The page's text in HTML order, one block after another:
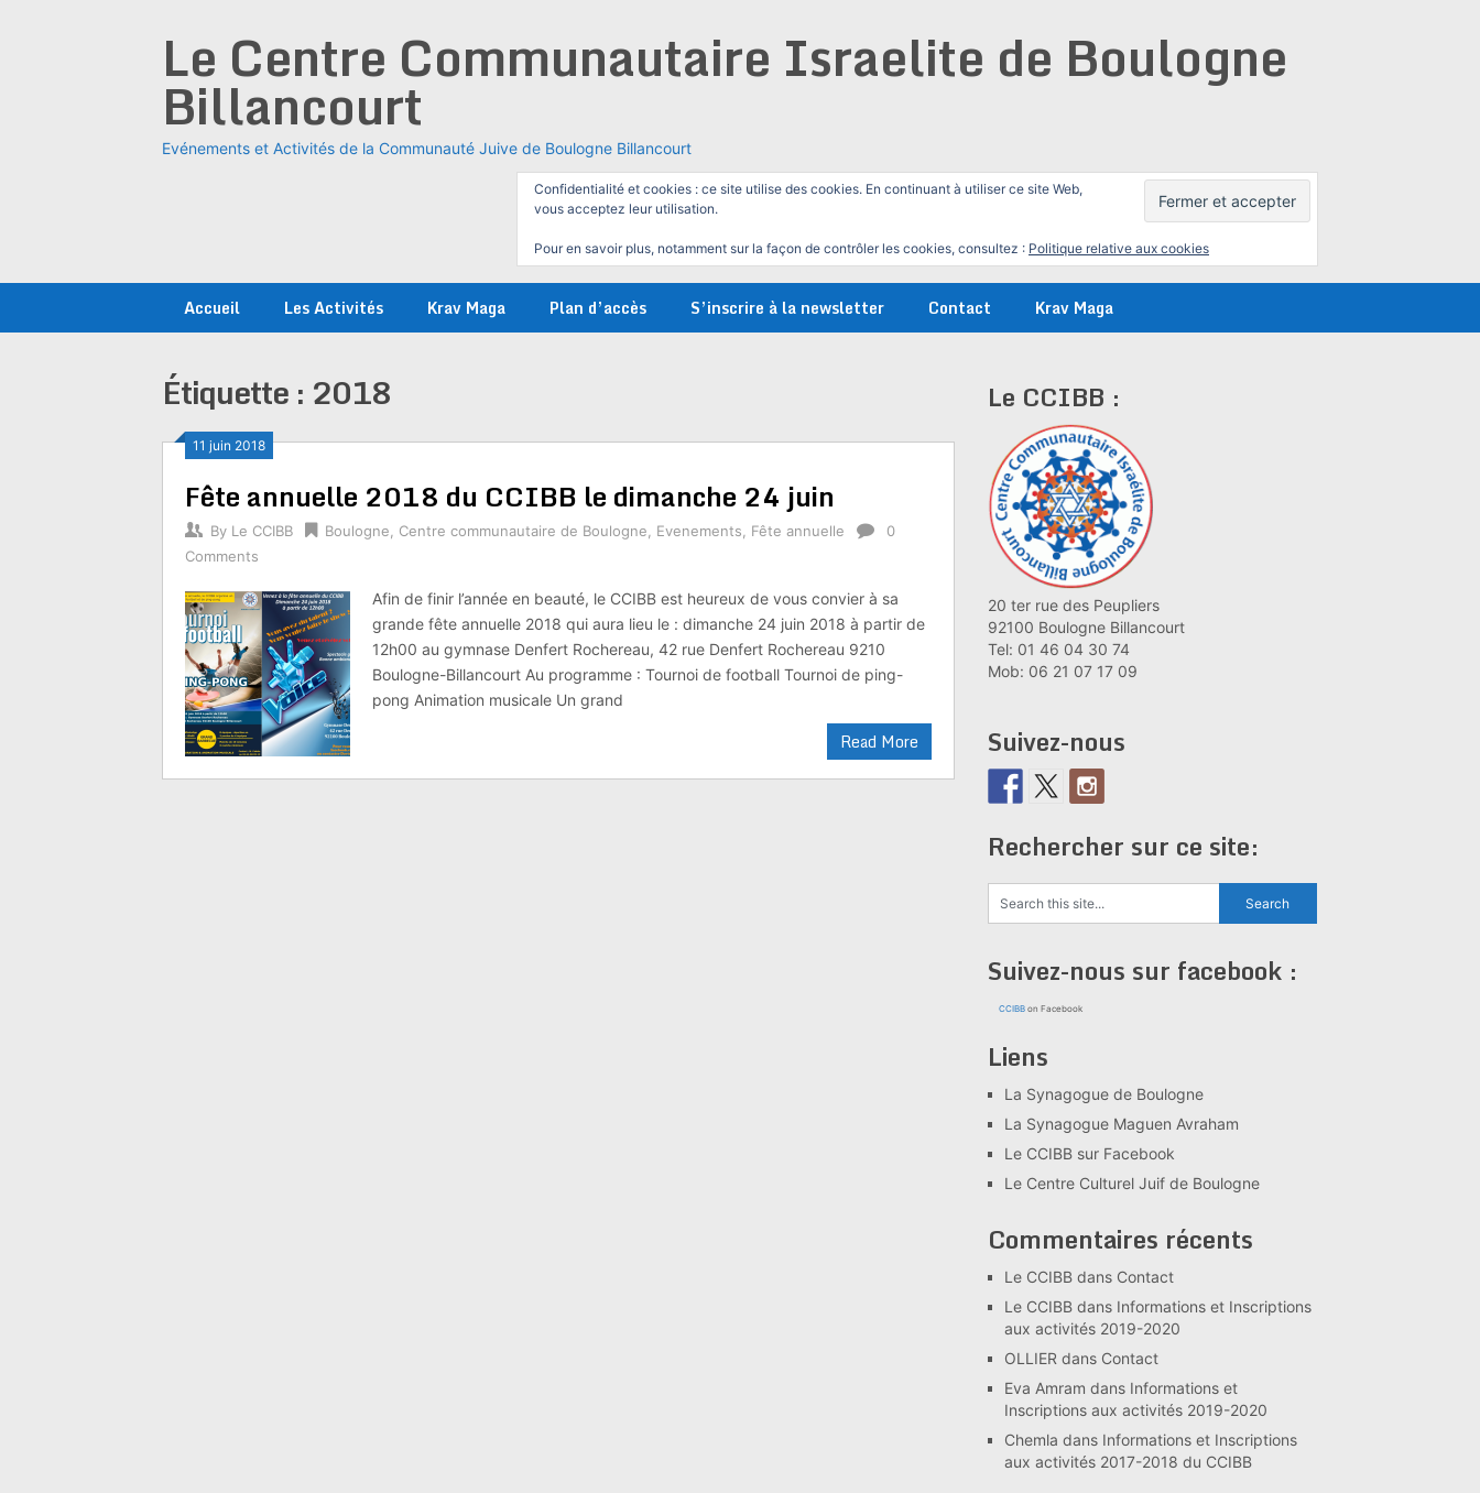
Le Centre Communautaire Israelite de Boulogne
Billancourt
Evénements et Activités de la Communauté Juive de Boulogne Billancourt
Confidentialité et cookies : ce site utilise des cookies. En continuant à utiliser ce site Web,
vous acceptez leur utilisation.
Pour en savoir plus, notamment sur la façon de contrôler les cookies, consultez : Politique relative aux cookies
Accueil Les Activités Krav Maga Plan d’accès S’inscrire à la newsletter Contact Krav Maga
Étiquette : 2018
11 juin 2018
Fête annuelle 2018 du CCIBB le dimanche 24 juin
By Le CCIBB Boulogne Centre communautaire de Boulogne Evenements Fête annuelle
0
Comments
Afin de finir l’année en beauté, le CCIBB est heureux de vous convier à sa
grande fête annuelle 2018 qui aura lieu le : dimanche 24 juin 2018 à partir de
12h00 au gymnase Denfert Rochereau, 42 rue Denfert Rochereau 9210
Boulogne-Billancourt Au programme : Tournoi de football Tournoi de ping-
pong Animation musicale Un grand
Read More
Le CCIBB :
20 ter rue des Peupliers
92100 Boulogne Billancourt
Tel: 01 46 04 30 74
Mob: 06 21 07 17 09
Suivez-nous
Rechercher sur ce site:
Suivez-nous sur facebook :
CCIBB on Facebook
Liens
La Synagogue de Boulogne
La Synagogue Maguen Avraham
Le CCIBB sur Facebook
Le Centre Culturel Juif de Boulogne
Commentaires récents
Le CCIBB dans Contact
Le CCIBB dans Informations et Inscriptions
aux activités 2019-2020
OLLIER dans Contact
Eva Amram dans Informations et
Inscriptions aux activités 2019-2020
Chemla dans Informations et Inscriptions
aux activités 2017-2018 du CCIBB